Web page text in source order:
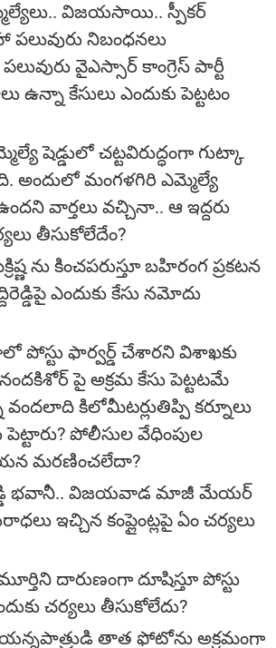
విజయసాయి.. స్పీకర్
నిబంధనలు
వైఎస్సార్ కాంగ్రెస్ పార్టీ
కేసులు ఎందుకు పెట్టటం
షెడ్డులో చట్టవిరుద్ధంగా గుట్కా
అందులో మంగళగిరి ఎమ్మెల్యే
వార్తలు వచ్చినా.. ఆ ఇద్దరు
తీసుకోలేదేం?
ను కించపరుస్తూ బహిరంగ ప్రకటన
ఎందుకు కేసు నమోదు
ఫార్వర్డ్ చేశారని విశాఖకు
పై అక్రమ కేసు పెట్టటమే
కిలోమీటర్లుతిప్పి కర్నూలు
పెట్టారు? పోలీసుల వేధింపుల
మరణించలేదా?
భవానీ.. విజయవాడ మాజీ మేయర్
ఇచ్చిన కంప్లైంట్లపై ఏం చర్యలు
దారుణంగా దూషిస్తూ పోస్టు
చర్యలు తీసుకోలేదు?
తాత ఫోటోను అక్రమంగా